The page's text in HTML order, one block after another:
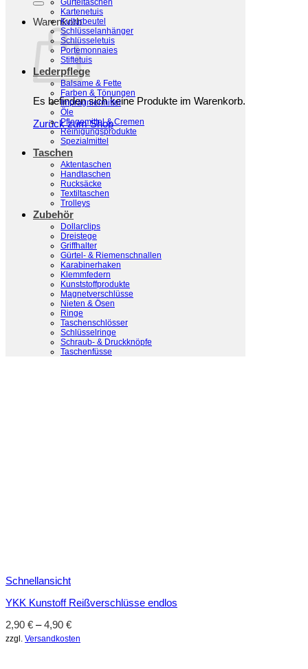
Warenkorb
Es befinden sich keine Produkte im Warenkorb.
Zurück zum Shop
Gürteltaschen
Kartenetuis
Kulturbeutel
Schlüsselanhänger
Schlüsseletuis
Portemonnaies
Stiftetuis
Lederpflege
Balsame & Fette
Farben & Tönungen
Imprägniermittel
Öle
Pflegemittel & Cremen
Reinigungsprodukte
Spezialmittel
Taschen
Aktentaschen
Handtaschen
Rucksäcke
Textiltaschen
Trolleys
Zubehör
Dollarclips
Dreistege
Griffhalter
Gürtel- & Riemenschnallen
Karabinerhaken
Klemmfedern
Kunststoffprodukte
Magnetverschlüsse
Nieten & Ösen
Ringe
Taschenschlösser
Schlüsselringe
Schraub- & Druckknöpfe
Taschenfüsse
Reißverschlüsse
Hilfsmittel /Reißverschlüsse
Schnellansicht
YKK Kunstoff Reißverschlüsse endlos
2,90 € –4,90 €
zzgl. Versandkosten